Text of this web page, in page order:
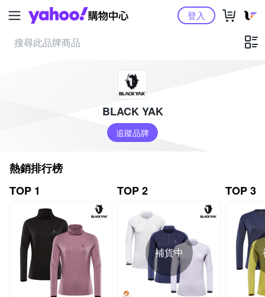
Yahoo購物中心登入
BLACK YAK
追蹤品牌
熱銷排行榜
TOP 1
TOP 2
補貨中
TOP 3